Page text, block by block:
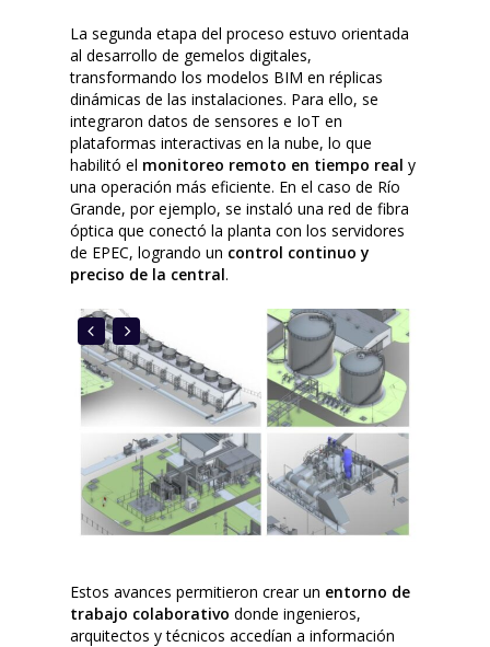
La segunda etapa del proceso estuvo orientada
al desarrollo de gemelos digitales,
transformando los modelos BIM en réplicas
dinámicas de las instalaciones. Para ello, se
integraron datos de sensores e IoT en
plataformas interactivas en la nube, lo que
habilitó el monitoreo remoto en tiempo real y
una operación más eficiente. En el caso de Río
Grande, por ejemplo, se instaló una red de fibra
óptica que conectó la planta con los servidores
de EPEC, logrando un control continuo y
preciso de la central.
Estos avances permitieron crear un entorno de
trabajo colaborativo donde ingenieros,
arquitectos y técnicos accedían a información